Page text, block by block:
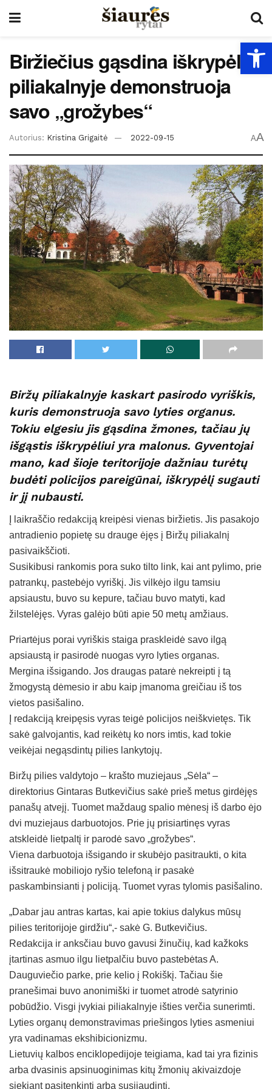
Biržiečius gąsdina iškrypėlis:
piliakalnyje demonstruoja
savo „grožybes“
Autorius: Kristina Grigaitė 2022-09-15 AA
Biržų piliakalnyje kaskart pasirodo vyriškis,
kuris demonstruoja savo lyties organus.
Tokiu elgesiu jis gąsdina žmones, tačiau jų
išgąstis iškrypėliui yra malonus. Gyventojai
mano, kad šioje teritorijoje dažniau turėtų
budėti policijos pareigūnai, iškrypėlį sugauti
ir jį nubausti.
Į laikraščio redakciją kreipėsi vienas biržietis. Jis pasakojo
antradienio popietę su drauge ėjęs į Biržų piliakalnį
pasivaikščioti.
Susikibusi rankomis pora suko tilto link, kai ant pylimo, prie
patrankų, pastebėjo vyriškį. Jis vilkėjo ilgu tamsiu
apsiaustu, buvo su kepure, tačiau buvo matyti, kad
žilstelėjęs. Vyras galėjo būti apie 50 metų amžiaus.
Priartėjus porai vyriškis staiga praskleidė savo ilgą
apsiaustą ir pasirodė nuogas vyro lyties organas.
Mergina išsigando. Jos draugas patarė nekreipti į tą
žmogystą dėmesio ir abu kaip įmanoma greičiau iš tos
vietos pasišalino.
Į redakciją kreipęsis vyras teigė policijos neiškvietęs. Tik
sakė galvojantis, kad reikėtų ko nors imtis, kad tokie
veikėjai negąsdintų pilies lankytojų.
Biržų pilies valdytojo – krašto muziejaus „Sėla“ –
direktorius Gintaras Butkevičius sakė prieš metus girdėjęs
panašų atvejį. Tuomet maždaug spalio mėnesį iš darbo ėjo
dvi muziejaus darbuotojos. Prie jų prisiartinęs vyras
atskleidė lietpaltį ir parodė savo „grožybes“.
Viena darbuotoja išsigando ir skubėjo pasitraukti, o kita
išsitraukė mobiliojo ryšio telefoną ir pasakė
paskambinsianti į policiją. Tuomet vyras tylomis pasišalino.
„Dabar jau antras kartas, kai apie tokius dalykus mūsų
pilies teritorijoje girdžiu“,- sakė G. Butkevičius.
Redakcija ir anksčiau buvo gavusi žinučių, kad kažkoks
įtartinas asmuo ilgu lietpalčiu buvo pastebėtas A.
Dauguviečio parke, prie kelio į Rokiškį. Tačiau šie
pranešimai buvo anonimiški ir tuomet atrodė satyrinio
pobūdžio. Visgi įvykiai piliakalnyje išties verčia sunerimti.
Lyties organų demonstravimas priešingos lyties asmeniui
yra vadinamas ekshibicionizmu.
Lietuvių kalbos enciklopedijoje teigiama, kad tai yra fizinis
arba dvasinis apsinuoginimas kitų žmonių akivaizdoje
siekiant pasitenkinti arba susijaudinti.